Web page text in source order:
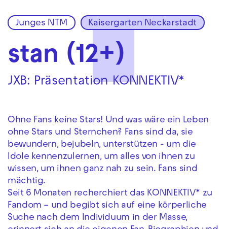
Zur Hauptnavigation springen
Zum Hauptinhalt springen
Junges NTM Kaisergarten Neckarstadt
stan (12+)
JXB: Präsentation KONNEKTIV*
Ohne Fans keine Stars! Und was wäre ein Leben
ohne Stars und Sternchen? Fans sind da, sie
bewundern, bejubeln, unterstützen - um die
Idole kennenzulernen, um alles von ihnen zu
wissen, um ihnen ganz nah zu sein. Fans sind
mächtig.
Seit 6 Monaten recherchiert das KONNEKTIV* zu
Fandom – und begibt sich auf eine körperliche
Suche nach dem Individuum in der Masse,